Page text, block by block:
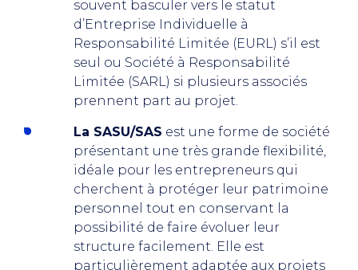
souvent basculer vers le statut
d’Entreprise Individuelle à
Responsabilité Limitée (EURL) s’il est
seul ou Société à Responsabilité
Limitée (SARL) si plusieurs associés
prennent part au projet.
La SASU/SAS est une forme de société
présentant une très grande flexibilité,
idéale pour les entrepreneurs qui
cherchent à protéger leur patrimoine
personnel tout en conservant la
possibilité de faire évoluer leur
structure facilement. Elle est
particulièrement adaptée aux projets